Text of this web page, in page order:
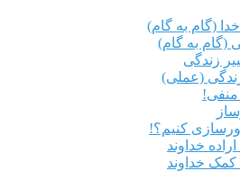
(گام به گام)
(گام به گام)
زندگی
(عملی)
منفی!
کنیم؟!
خداوند
کمک خداوند